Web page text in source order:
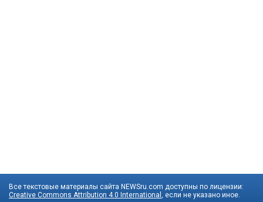
Все текстовые материалы сайта NEWSru.com доступны по лицензии:
Creative Commons Attribution 4.0 International
, если не указано иное.